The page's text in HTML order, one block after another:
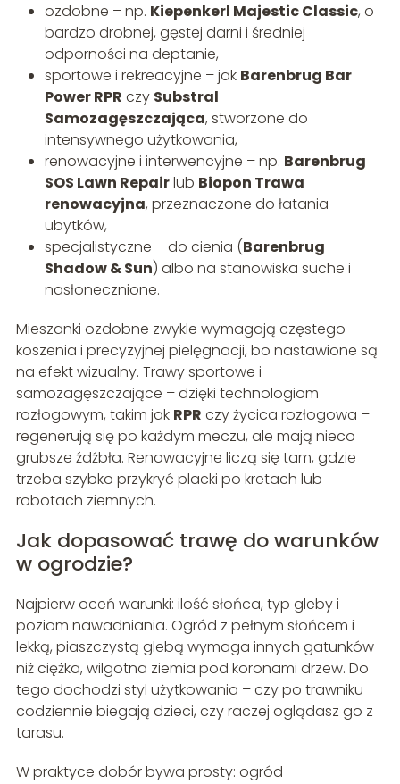
ozdobne – np. Kiepenkerl Majestic Classic, o
bardzo drobnej, gęstej darni i średniej
odporności na deptanie,
sportowe i rekreacyjne – jak Barenbrug Bar
Power RPR czy Substral
Samozagęszczająca, stworzone do
intensywnego użytkowania,
renowacyjne i interwencyjne – np. Barenbrug
SOS Lawn Repairlub Biopon Trawa
renowacyjna, przeznaczone do łatania
ubytków,
specjalistyczne – do cienia (Barenbrug
Shadow & Sun) albo na stanowiska suche i
nasłonecznione.
Mieszanki ozdobne zwykle wymagają częstego
koszenia i precyzyjnej pielęgnacji, bo nastawione są
na efekt wizualny. Trawy sportowe i
samozagęszczające – dzięki technologiom
rozłogowym, takim jak RPR czy życica rozłogowa –
regenerują się po każdym meczu, ale mają nieco
grubsze źdźbła. Renowacyjne liczą się tam, gdzie
trzeba szybko przykryć placki po kretach lub
robotach ziemnych.
Jak dopasować trawę do warunków
w ogrodzie?
Najpierw oceń warunki: ilość słońca, typ gleby i
poziom nawadniania. Ogród z pełnym słońcem i
lekką, piaszczystą glebą wymaga innych gatunków
niż ciężka, wilgotna ziemia pod koronami drzew. Do
tego dochodzi styl użytkowania – czy po trawniku
codziennie biegają dzieci, czy raczej oglądasz go z
tarasu.
W praktyce dobór bywa prosty: ogród